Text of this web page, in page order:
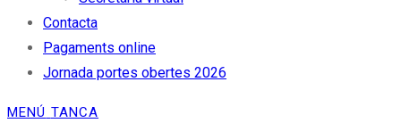
Contacta
Pagaments online
Jornada portes obertes 2026
MENÚ TANCA